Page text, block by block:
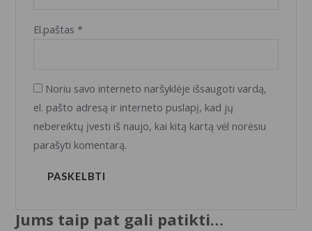
El.paštas *
Noriu savo interneto naršyklėje išsaugoti vardą,
el. pašto adresą ir interneto puslapį, kad jų
nebereiktų įvesti iš naujo, kai kitą kartą vėl norėsiu
parašyti komentarą.
Jums taip pat gali patikti…